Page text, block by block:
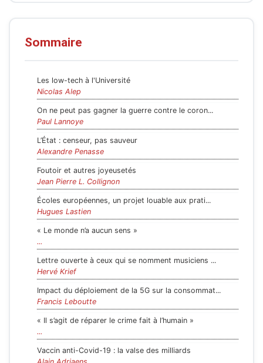
Sommaire
Les low-tech à l'Université
Nicolas Alep
On ne peut pas gagner la guerre contre le coron...
Paul Lannoye
L’État : censeur, pas sauveur
Alexandre Penasse
Foutoir et autres joyeusetés
Jean Pierre L. Collignon
Écoles européennes, un projet louable aux prati...
Hugues Lastien
« Le monde n’a aucun sens »
...
Lettre ouverte à ceux qui se nomment musiciens ...
Hervé Krief
Impact du déploiement de la 5G sur la consommat...
Francis Leboutte
« Il s’agit de réparer le crime fait à l’humain »
...
Vaccin anti-Covid-19 : la valse des milliards